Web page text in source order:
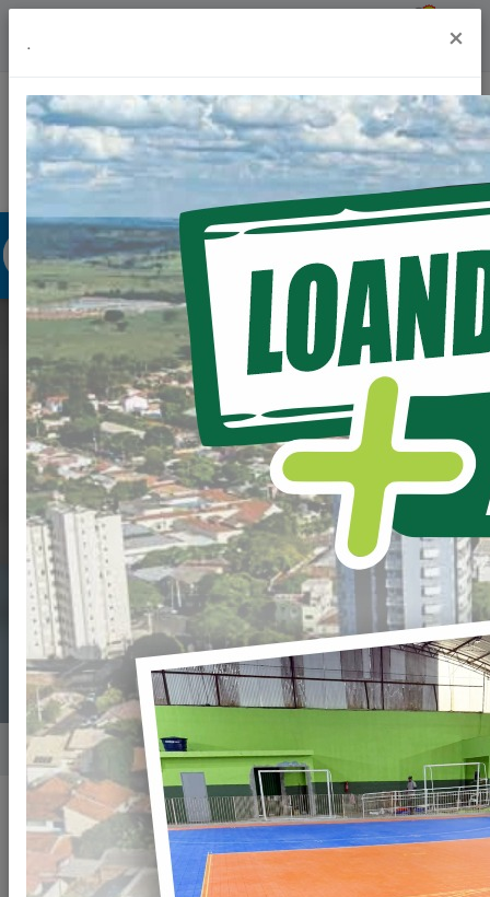
PREFEITURA DE
LOANDA REALIZA
OBRA PARA ELIMINAR
PONTO CRÍTICO DE
ALAGAMENTO NO
BAIRRO – VILA NOVA.
Home Notícias
Publicado em: 13/04/2021 15:56
. ×